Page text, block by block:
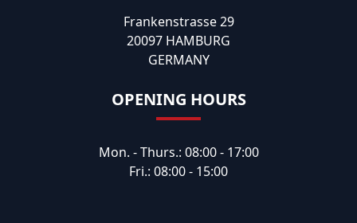
Frankenstrasse 29
20097 HAMBURG
GERMANY
OPENING HOURS
Mon. - Thurs.: 08:00 - 17:00
Fri.: 08:00 - 15:00